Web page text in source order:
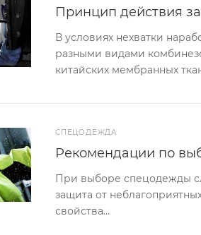
Принцип действия
В условиях нехватки
разными видами
китайских мембранных
СПЕЦОДЕЖДА
Рекомендации по
При выборе спецодежды
защита от
свойства…